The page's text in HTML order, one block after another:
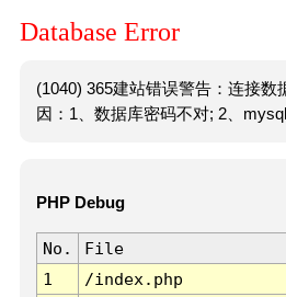
Database Error
(1040) 365建站错误警告：连接数
因：1、数据库密码不对; 2、mysql
PHP Debug
No. File
1
/index.php